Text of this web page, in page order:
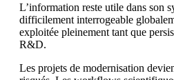
L’information reste utile dans son
difficilement interrogeable
exploitée pleinement tant que
R&D.
Les projets de modernisation